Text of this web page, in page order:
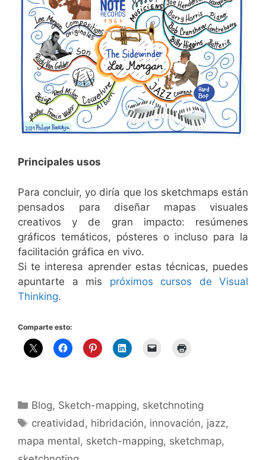
Principales usos
Para concluir, yo diría que los sketchmaps están
pensados para diseñar mapas visuales
creativos y de gran impacto: resúmenes
gráficos temáticos, pósteres o incluso para la
facilitación gráfica en vivo.
Si te interesa aprender estas técnicas, puedes
apuntarte a mis próximos cursos de Visual
Thinking.
Comparte esto:
Categorías
Blog, Sketch-mapping, sketchnoting
Etiquetas
creatividad, hibridación, innovación, jazz,
mapa mental, sketch-mapping, sketchmap,